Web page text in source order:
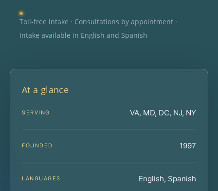
Toll-free intake · Consultations by appointment ·
Intake available in English and Spanish
At a glance
SERVING VA, MD, DC, NJ, NY
FOUNDED 1997
LANGUAGES English, Spanish